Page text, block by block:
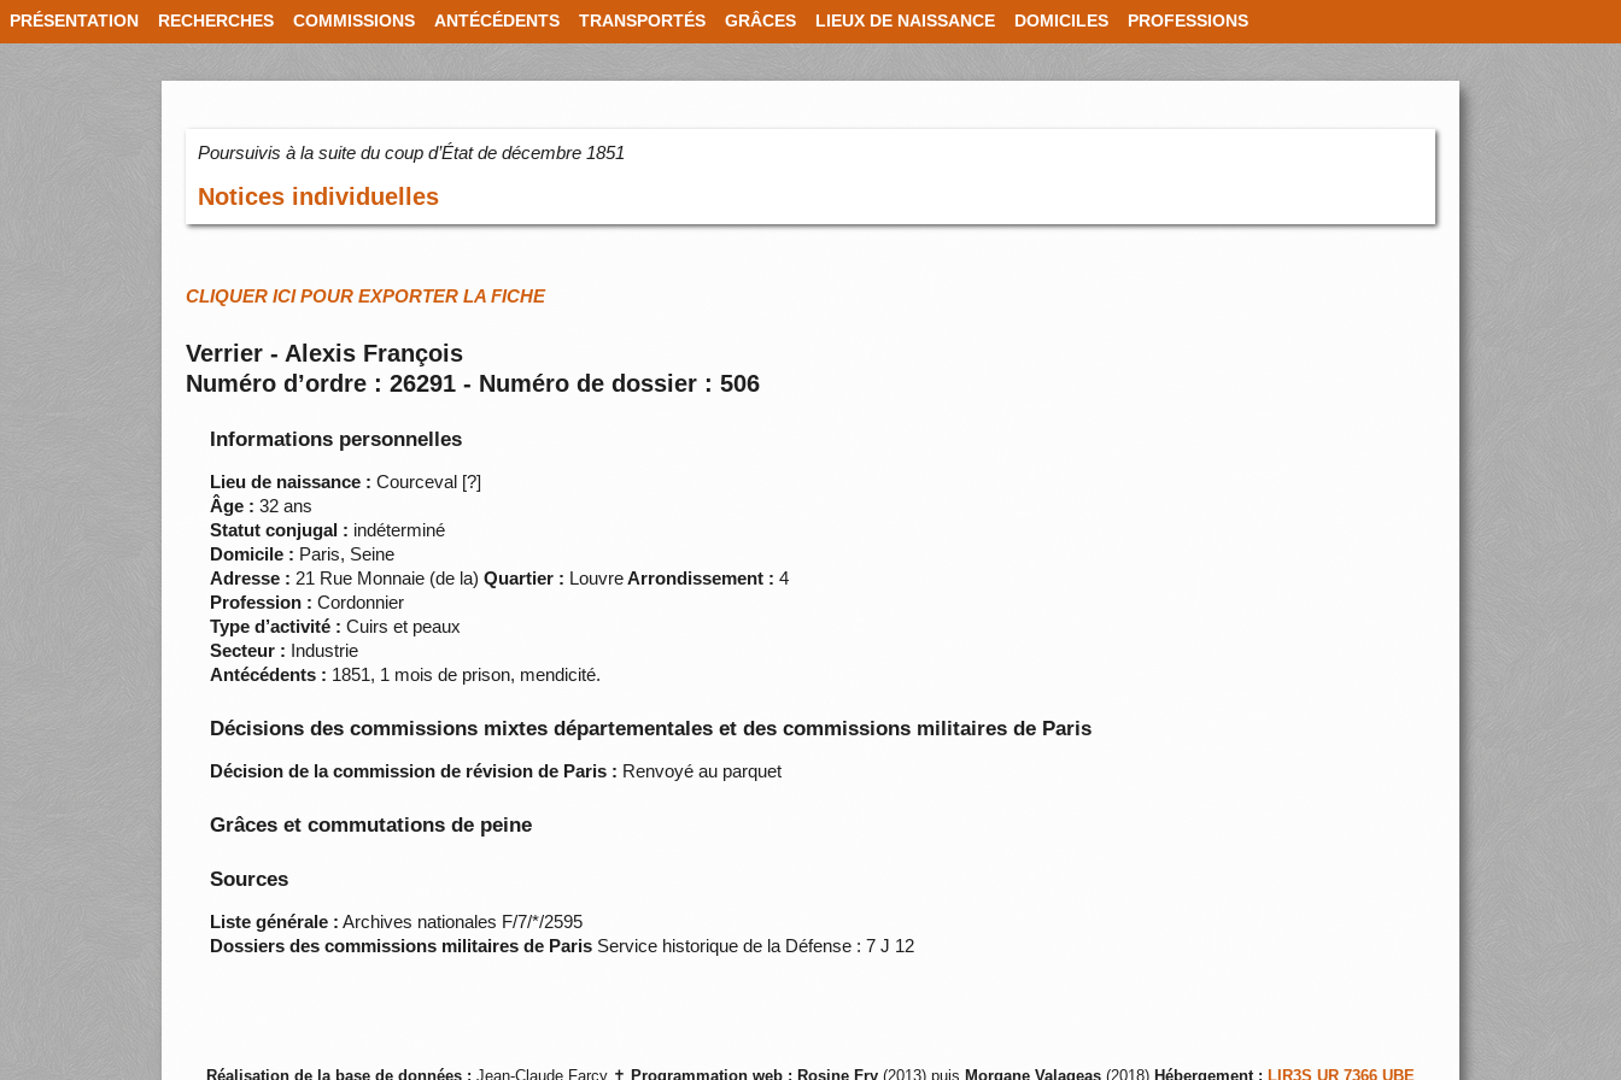
PRÉSENTATION RECHERCHES COMMISSIONS ANTÉCÉDENTS TRANSPORTÉS GRÂCES LIEUX DE NAISSANCE DOMICILES PROFESSIONS
Poursuivis à la suite du coup d’État de décembre 1851
Notices individuelles
CLIQUER ICI POUR EXPORTER LA FICHE
Verrier - Alexis François
Numéro d’ordre : 26291 - Numéro de dossier : 506
Informations personnelles
Lieu de naissance : Courceval [?]
Âge : 32 ans
Statut conjugal : indéterminé
Domicile : Paris, Seine
Adresse : 21 Rue Monnaie (de la)Quartier : LouvreArrondissement : 4
Profession : Cordonnier
Type d’activité : Cuirs et peaux
Secteur : Industrie
Antécédents : 1851, 1 mois de prison, mendicité.
Décisions des commissions mixtes départementales et des commissions militaires de Paris
Décision de la commission de révision de Paris : Renvoyé au parquet
Grâces et commutations de peine
Sources
Liste générale : Archives nationales F/7/*/2595
Dossiers des commissions militaires de Paris Service historique de la Défense : 7 J 12
Réalisation de la base de données : Jean-Claude Farcy ✝ Programmation web : Rosine Fry (2013) puis Morgane Valageas (2018) Hébergement : LIR3S UR 7366 UBE